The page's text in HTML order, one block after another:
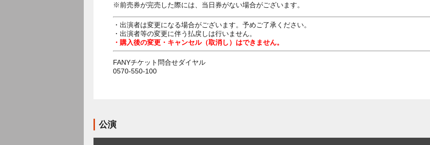
※前売券が完売した際には、当日券がない場合がございます。
・出演者は変更になる場合がございます。予めご了承ください。
・出演者等の変更に伴う払戻しは行いません。
・購入後の変更・キャンセル（取消し）はできません。
FANYチケット問合せダイヤル
0570-550-100
公演